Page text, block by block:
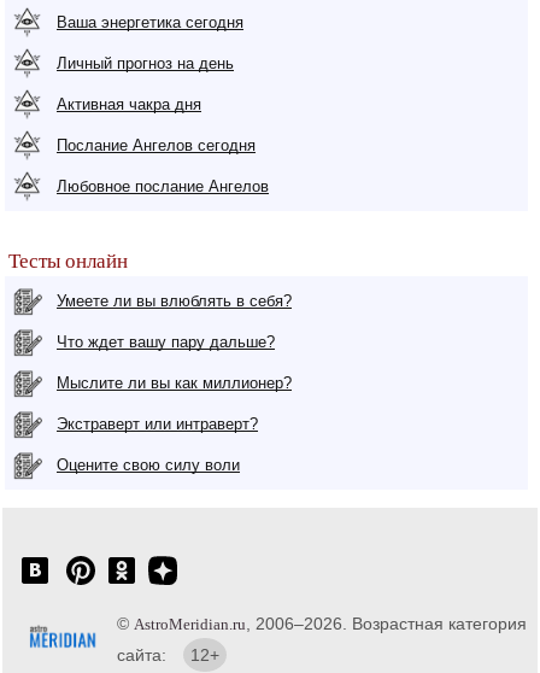
Ваша энергетика сегодня
Личный прогноз на день
Активная чакра дня
Послание Ангелов сегодня
Любовное послание Ангелов
Тесты онлайн
Умеете ли вы влюблять в себя?
Что ждет вашу пару дальше?
Мыслите ли вы как миллионер?
Экстраверт или интраверт?
Оцените свою силу воли
© AstroMeridian.ru , 2006–2026. Возрастная категория
сайта:
12+